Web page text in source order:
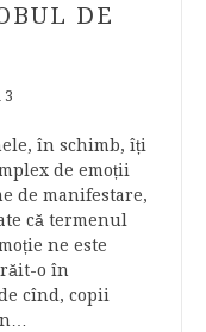
DE
în schimb, îți
de emoții
de manifestare,
că termenul
ne este
o în
cînd, copii